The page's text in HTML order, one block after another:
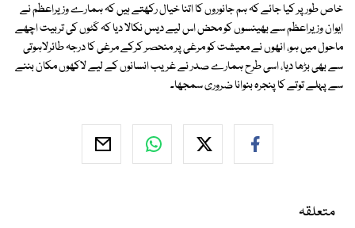
خاص طور پر کیا جائے کہ ہم جانوروں کا اتنا خیال رکھتے ہیں کہ ہمارے وزیراعظم نے
ایوان وزیراعظم سے بھینسوں کو محض اس لیے دیس نکالا دیا کہ کَٹوں کی تربیت اچھے
ماحول میں ہو، انھوں نے معیشت کو مرغی پر منحصر کرکے مرغی کا درجہ طائرلاہوتی
سے بھی بڑھا دیا، اسی طرح ہمارے صدر نے غریب انسانوں کے لیے لاکھوں مکان بننے
سے پہلے توتے کا پنجرہ بنوانا ضروری سمجھا۔
متعلقہ